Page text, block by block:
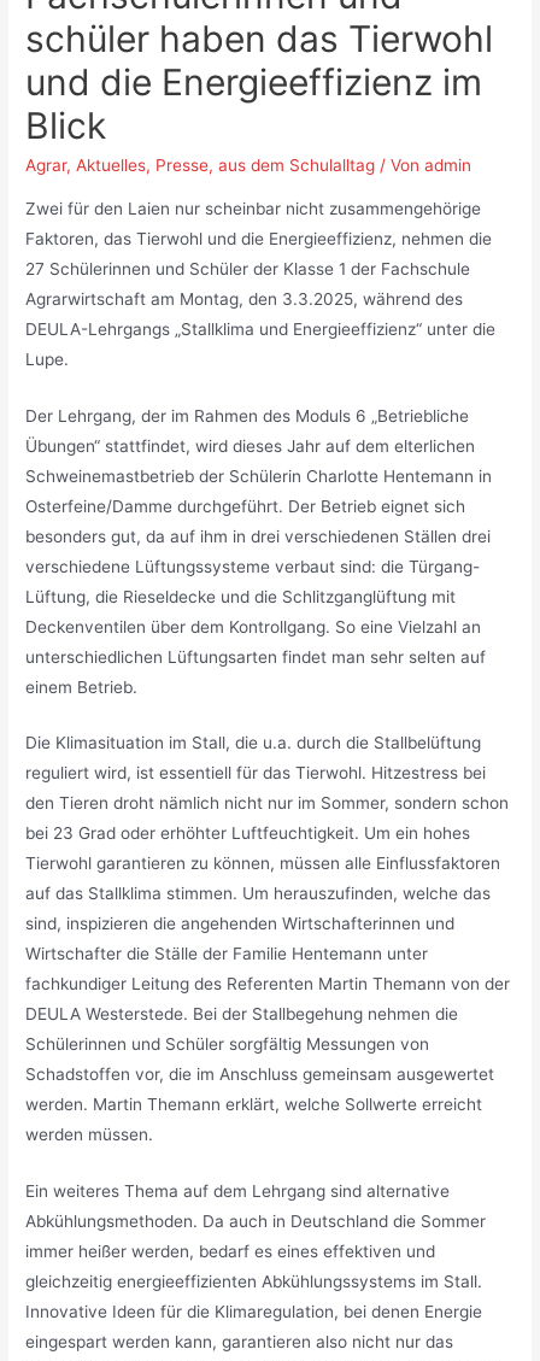
schüler haben das Tierwohl
und die Energieeffizienz im
Blick
Agrar,Aktuelles, Presse,aus dem Schulalltag / Vonadmin
Zwei für den Laien nur scheinbar nicht zusammengehörige
Faktoren, das Tierwohl und die Energieeffizienz, nehmen die
27 Schülerinnen und Schüler der Klasse 1 der Fachschule
Agrarwirtschaft am Montag, den 3.3.2025, während des
DEULA-Lehrgangs „Stallklima und Energieeffizienz“ unter die
Lupe.
Der Lehrgang, der im Rahmen des Moduls 6 „Betriebliche
Übungen“ stattfindet, wird dieses Jahr auf dem elterlichen
Schweinemastbetrieb der Schülerin Charlotte Hentemann in
Osterfeine/Damme durchgeführt. Der Betrieb eignet sich
besonders gut, da auf ihm in drei verschiedenen Ställen drei
verschiedene Lüftungssysteme verbaut sind: die Türgang-
Lüftung, die Rieseldecke und die Schlitzganglüftung mit
Deckenventilen über dem Kontrollgang. So eine Vielzahl an
unterschiedlichen Lüftungsarten findet man sehr selten auf
einem Betrieb.
Die Klimasituation im Stall, die u.a. durch die Stallbelüftung
reguliert wird, ist essentiell für das Tierwohl. Hitzestress bei
den Tieren droht nämlich nicht nur im Sommer, sondern schon
bei 23 Grad oder erhöhter Luftfeuchtigkeit. Um ein hohes
Tierwohl garantieren zu können, müssen alle Einflussfaktoren
auf das Stallklima stimmen. Um herauszufinden, welche das
sind, inspizieren die angehenden Wirtschafterinnen und
Wirtschafter die Ställe der Familie Hentemann unter
fachkundiger Leitung des Referenten Martin Themann von der
DEULA Westerstede. Bei der Stallbegehung nehmen die
Schülerinnen und Schüler sorgfältig Messungen von
Schadstoffen vor, die im Anschluss gemeinsam ausgewertet
werden. Martin Themann erklärt, welche Sollwerte erreicht
werden müssen.
Ein weiteres Thema auf dem Lehrgang sind alternative
Abkühlungsmethoden. Da auch in Deutschland die Sommer
immer heißer werden, bedarf es eines effektiven und
gleichzeitig energieeffizienten Abkühlungssystems im Stall.
Innovative Ideen für die Klimaregulation, bei denen Energie
eingespart werden kann, garantieren also nicht nur das